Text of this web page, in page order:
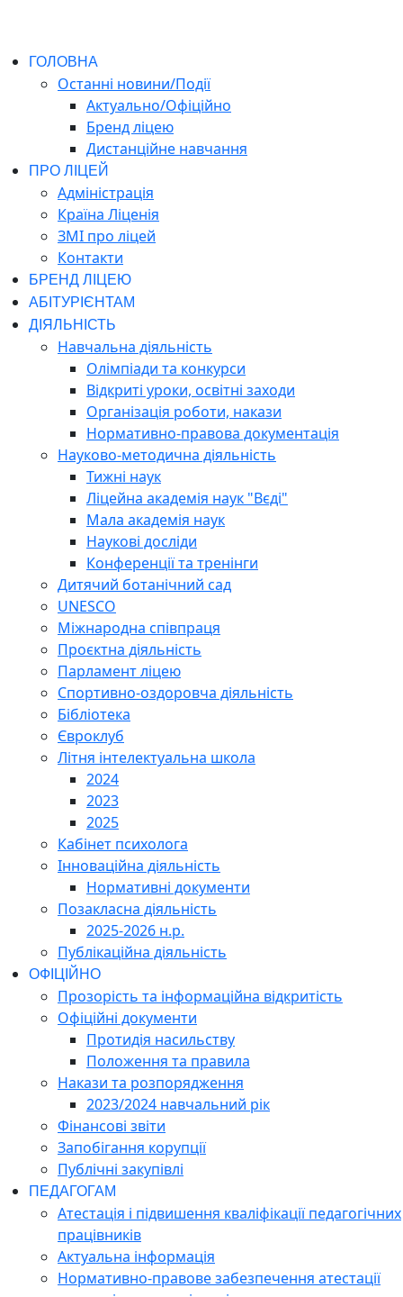
ГОЛОВНА
Останні новини/Події
Актуально/Офіційно
Бренд ліцею
Дистанційне навчання
ПРО ЛІЦЕЙ
Адміністрація
Країна Ліценія
ЗМІ про ліцей
Контакти
БРЕНД ЛІЦЕЮ
АБІТУРІЄНТАМ
ДІЯЛЬНІСТЬ
Навчальна діяльність
Олімпіади та конкурси
Відкриті уроки, освітні заходи
Організація роботи, накази
Нормативно-правова документація
Науково-методична діяльність
Тижні наук
Ліцейна академія наук "Вєді"
Мала академія наук
Наукові досліди
Конференції та тренінги
Дитячий ботанічний сад
UNESCO
Міжнародна співпраця
Проєктна діяльність
Парламент ліцею
Спортивно-оздоровча діяльність
Бібліотека
Євроклуб
Літня інтелектуальна школа
2024
2023
2025
Кабінет психолога
Інноваційна діяльність
Нормативні документи
Позакласна діяльність
2025-2026 н.р.
Публікаційна діяльність
ОФІЦІЙНО
Прозорість та інформаційна відкритість
Офіційні документи
Протидія насильству
Положення та правила
Накази та розпорядження
2023/2024 навчальний рік
Фінансові звіти
Запобігання корупції
Публічні закупівлі
ПЕДАГОГАМ
Атестація і підвишення кваліфікації педагогічних
працівників
Актуальна інформація
Нормативно-правове забезпечення атестації